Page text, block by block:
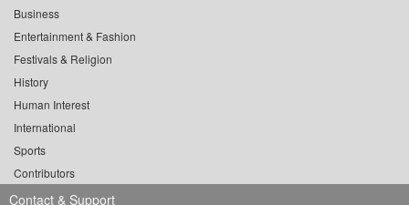
Business
Entertainment & Fashion
Festivals & Religion
History
Human Interest
International
Sports
Contributors
Contact & Support